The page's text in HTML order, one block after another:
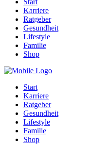
Start
Karriere
Ratgeber
Gesundheit
Lifestyle
Familie
Shop
Start
Karriere
Ratgeber
Gesundheit
Lifestyle
Familie
Shop